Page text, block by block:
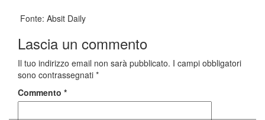
Fonte: Absit Daily
Lascia un commento
Il tuo indirizzo email non sarà pubblicato. I campi obbligatori
sono contrassegnati *
Commento *